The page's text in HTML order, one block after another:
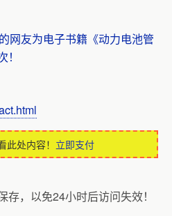
网友为电子书籍《动力电池管
此处内容！ 立即支付
，以免24小时后访问失效！